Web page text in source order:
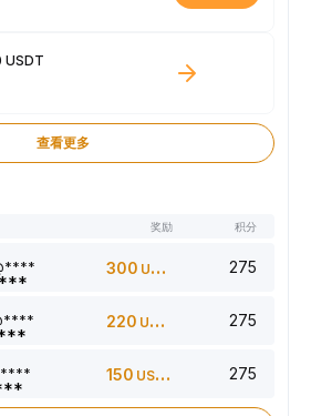
USDT
查看更多
奖励 积分
300 USDT 275
220 USDT 275
150 USDT 275